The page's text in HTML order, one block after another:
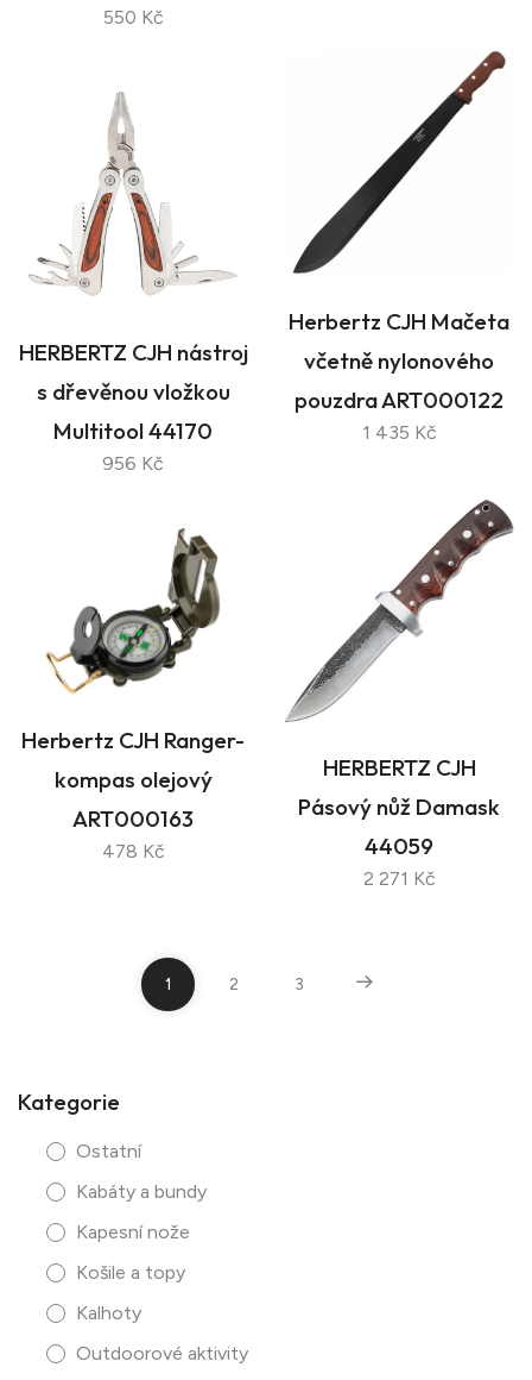
550 Kč
Herbertz CJH Mačeta
včetně nylonového
pouzdra ART000122
1 435 Kč
HERBERTZ CJH nástroj
s dřevěnou vložkou
Multitool 44170
956 Kč
HERBERTZ CJH
Pásový nůž Damask
44059
2 271 Kč
Herbertz CJH Ranger-
kompas olejový
ART000163
478 Kč
1 2 3
Kategorie
Ostatní
Kabáty a bundy
Kapesní nože
Košile a topy
Kalhoty
Outdoorové aktivity